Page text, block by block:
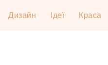
Дизайн Ідеї Краса